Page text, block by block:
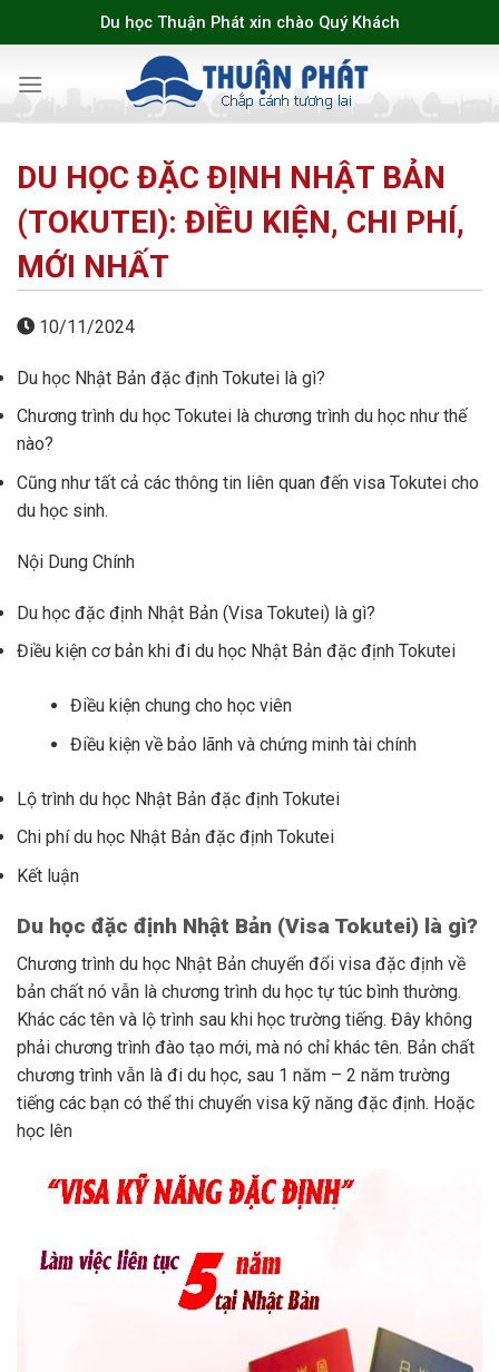
to
Du học Thuận Phát xin chào Quý Khách
DU HỌC ĐẶC ĐỊNH NHẬT BẢN
(TOKUTEI): ĐIỀU KIỆN, CHI PHÍ,
MỚI NHẤT
10/11/2024
Du học Nhật Bản đặc định Tokutei là gì?
Chương trình du học Tokutei là chương trình du học như thế
nào?
Cũng như tất cả các thông tin liên quan đến visa Tokutei cho
du học sinh.
Nội Dung Chính
Du học đặc định Nhật Bản (Visa Tokutei) là gì?
Điều kiện cơ bản khi đi du học Nhật Bản đặc định Tokutei
Điều kiện chung cho học viên
Điều kiện về bảo lãnh và chứng minh tài chính
Lộ trình du học Nhật Bản đặc định Tokutei
Chi phí du học Nhật Bản đặc định Tokutei
Kết luận
Du học đặc định Nhật Bản (Visa Tokutei) là gì?
Chương trình du học Nhật Bản chuyển đổi visa đặc định về
bản chất nó vẫn là chương trình du học tự túc bình thường.
Khác các tên và lộ trình sau khi học trường tiếng. Đây không
phải chương trình đào tạo mới, mà nó chỉ khác tên. Bản chất
chương trình vẫn là đi du học, sau 1 năm – 2 năm trường
tiếng các bạn có thể thi chuyển visa kỹ năng đặc định. Hoặc
học lên